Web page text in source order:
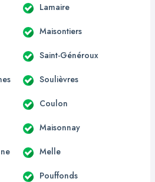
Lamaire
Maisontiers
Saint-Généroux
Soulièvres
Coulon
Maisonnay
Melle
Pouffonds